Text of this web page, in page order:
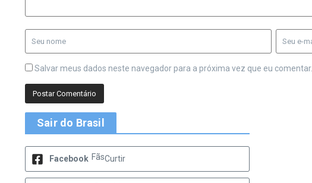
Salvar meus dados neste navegador para a próxima vez que eu comentar.
Sair do Brasil
Facebook FãsCurtir